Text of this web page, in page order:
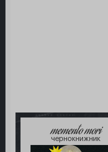
memento mori
чернокнижник